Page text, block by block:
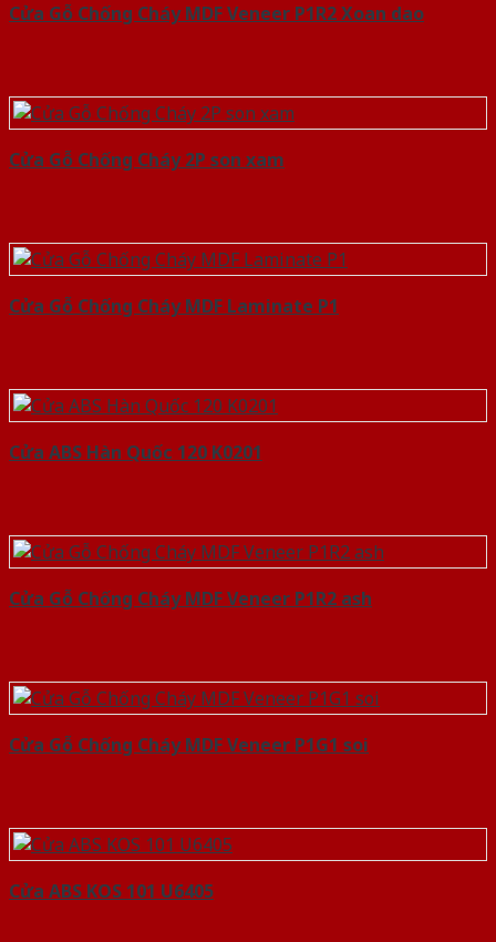
Cửa Gỗ Chống Cháy MDF Veneer P1R2 Xoan dao
Cửa Gỗ Chống Cháy 2P son xam
Cửa Gỗ Chống Cháy MDF Laminate P1
Cửa ABS Hàn Quốc 120 K0201
Cửa Gỗ Chống Cháy MDF Veneer P1R2 ash
Cửa Gỗ Chống Cháy MDF Veneer P1G1 soi
Cửa ABS KOS 101 U6405